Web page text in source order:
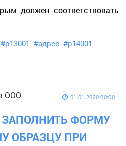
должен соответствовать
#р13001 #адрес #р14001
ООО 01.01.2020 00:00
ЗАПОЛНИТЬ ФОРМУ
ОБРАЗЦУ ПРИ